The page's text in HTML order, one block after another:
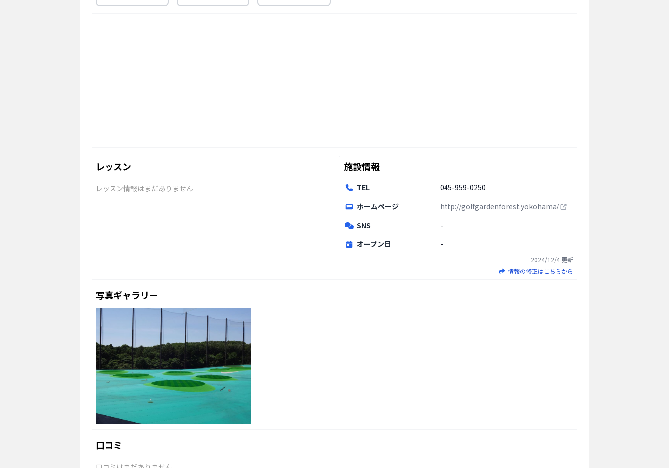
レッスン
レッスン情報はまだありません
施設情報
TEL
045-959-0250
ホームページ
http://golfgardenforest.yokohama/
SNS
-
オープン日
-
2024/12/4 更新
情報の修正はこちらから
写真ギャラリー
口コミ